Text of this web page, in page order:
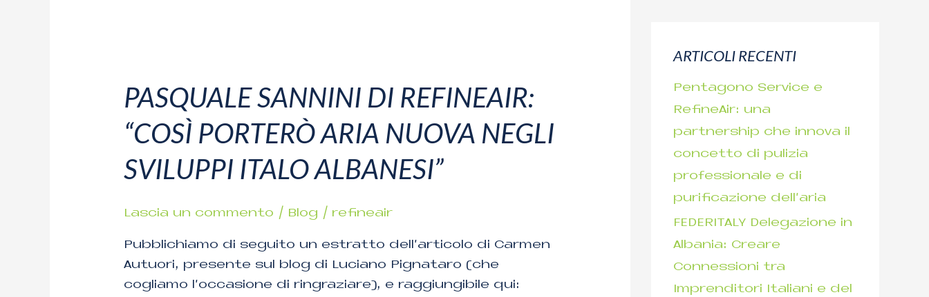
PASQUALE SANNINI DI REFINEAIR:
“COSÌ PORTERÒ ARIA NUOVA NEGLI
SVILUPPI ITALO ALBANESI”
Lascia un commento / Blog / refineair
Pubblichiamo di seguito un estratto dell’articolo di Carmen
Autuori, presente sul blog di Luciano Pignataro (che
cogliamo l’occasione di ringraziare), e raggiungibile qui:
Pasquale
Sannini
di
“COSÌ
ARIA
NEGLI
SVILUPPI
ITALO
a
:
ARTICOLI RECENTI
Pentagono Service e
RefineAir: una
partnership che innova il
concetto di pulizia
professionale e di
purificazione dell’aria
FEDERITALY Delegazione in
Albania: Creare
Connessioni tra
Imprenditori Italiani e del